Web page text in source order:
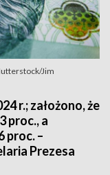
Jim
r.; założono, że
proc., a
proc. –
Prezesa